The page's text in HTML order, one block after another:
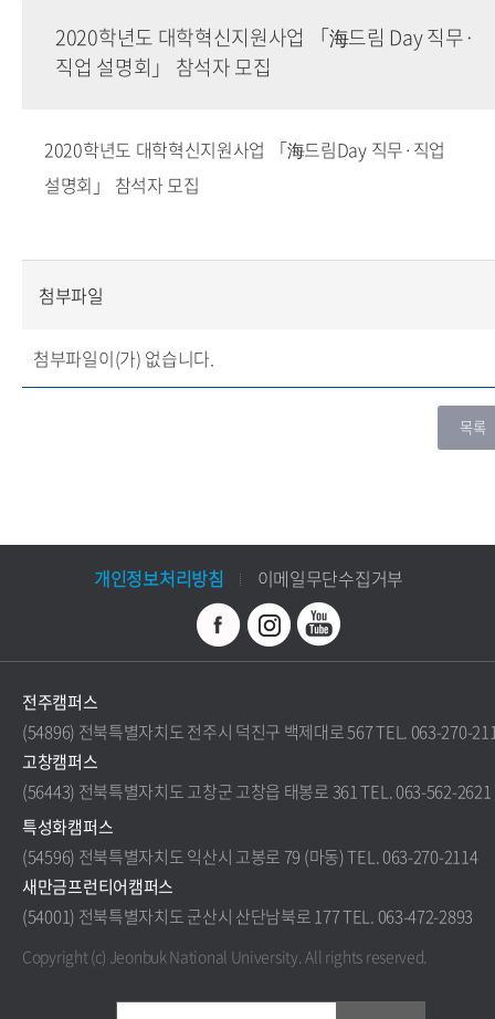
2020학년도 대학혁신지원사업 「海드림 Day 직무·
직업 설명회」 참석자 모집
2020학년도 대학혁신지원사업 「海드림Day 직무·직업
설명회」 참석자 모집
첨부파일
첨부파일이(가) 없습니다.
개인정보처리방침 이메일무단수집거부
전주캠퍼스
(54896) 전북특별자치도 전주시 덕진구 백제대로 567 TEL. 063-270-
고창캠퍼스
(56443) 전북특별자치도 고창군 고창읍 태봉로 361 TEL. 063-562-2621
특성화캠퍼스
(54596) 전북특별자치도 익산시 고봉로 79 (마동) TEL. 063-270-2114
새만금프런티어캠퍼스
(54001) 전북특별자치도 군산시 산단남북로 177 TEL. 063-472-2893
Copyright (c) Jeonbuk National University.All rights reserved.